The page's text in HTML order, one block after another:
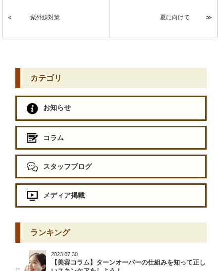
紫外線対策 夏に向けて
カテゴリ
お知らせ
コラム
スタッフブログ
メディア掲載
ランキング
2023.07.30
【美容コラム】ターンオーバーの仕組みを知って正し